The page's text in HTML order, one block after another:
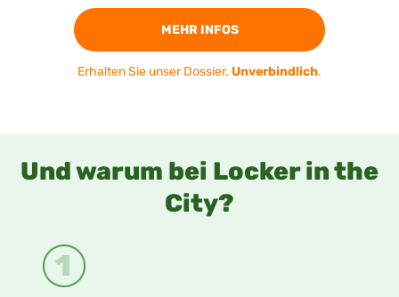
MEHR INFOS
Erhalten Sie unser Dossier. Unverbindlich.
Und warum bei Locker in the
City?